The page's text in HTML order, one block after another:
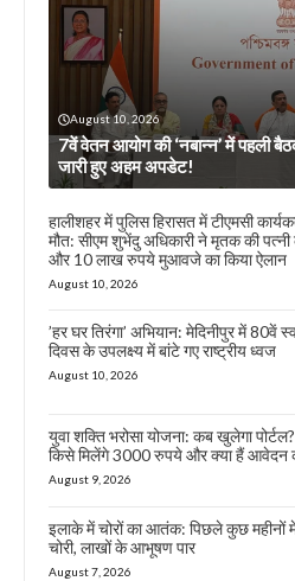
August 10, 2026
7वें वेतन आयोग की ‘नबान्न’ में पहली
जारी हुए अहम अपडेट!
हालीशहर में पुलिस हिरासत में टीएमसी
मौत: सीएम शुभेंदु अधिकारी ने मृतक की पत्नी
और 10 लाख रुपये मुआवजे का किया ऐलान
August 10, 2026
​’हर घर तिरंगा’ अभियान: मेदिनीपुर में 80वें
दिवस के उपलक्ष्य में बांटे गए राष्ट्रीय ध्वज
August 10, 2026
युवा शक्ति भरोसा योजना: कब खुलेगा
किसे मिलेंगे 3000 रुपये और क्या हैं आवेदन
August 9, 2026
इलाके में चोरों का आतंक: पिछले कुछ महीनों
चोरी, लाखों के आभूषण पार
August 7, 2026